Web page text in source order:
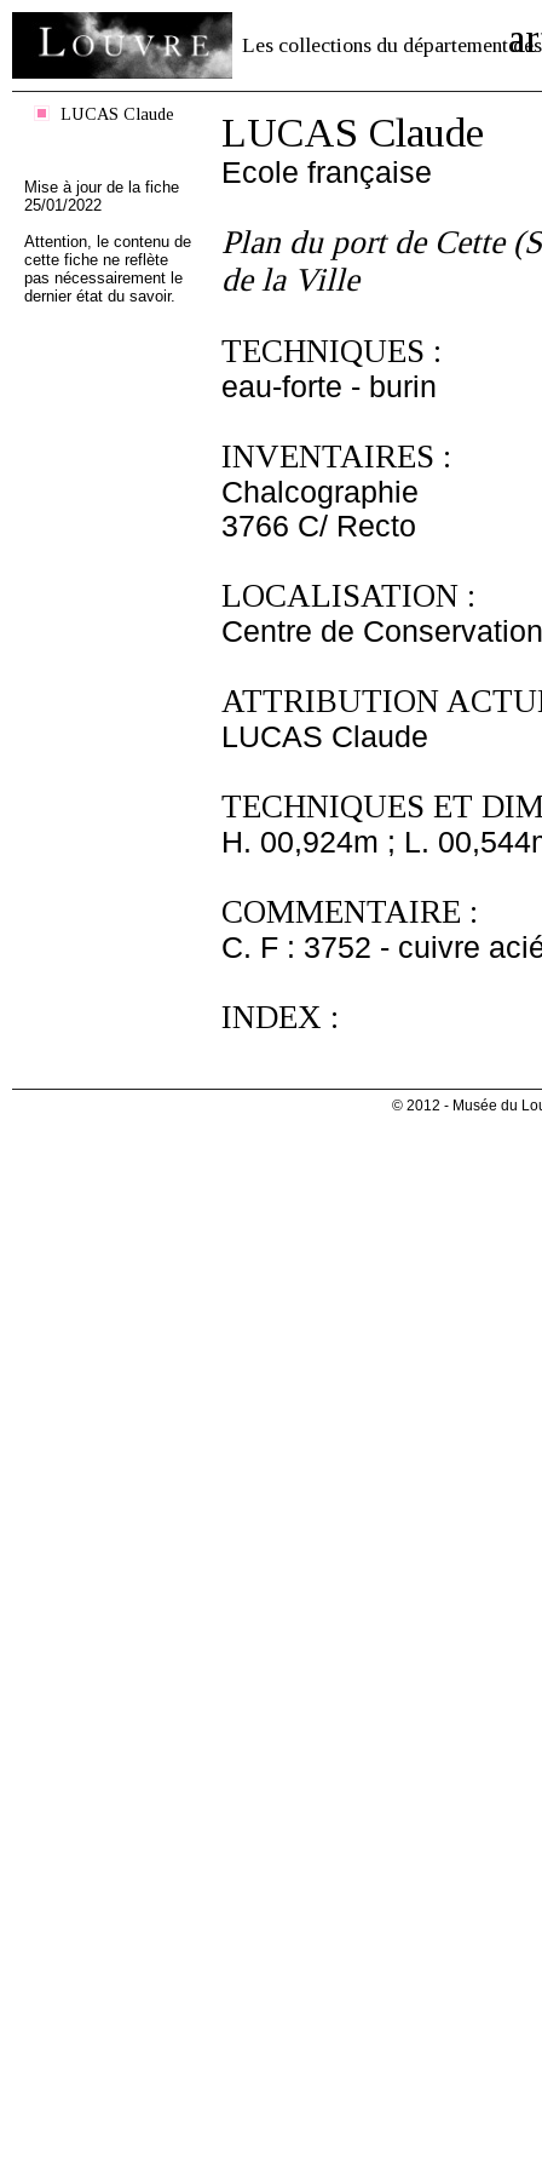
Les collections du département des
LUCAS Claude
Mise à jour de la fiche
25/01/2022
Attention, le contenu de
cette fiche ne reflète
pas nécessairement le
dernier état du savoir.
LUCAS Claude
Ecole française
Plan du port de Cette
de la Ville
TECHNIQUES :
eau-forte - burin
INVENTAIRES :
Chalcographie
3766 C/ Recto
LOCALISATION :
Centre de
ATTRIBUTION
LUCAS Claude
TECHNIQUES ET
H. 00,924m ; L.
COMMENTAIRE :
C. F : 3752 - cuivre
INDEX :
© 2012 - Musée du